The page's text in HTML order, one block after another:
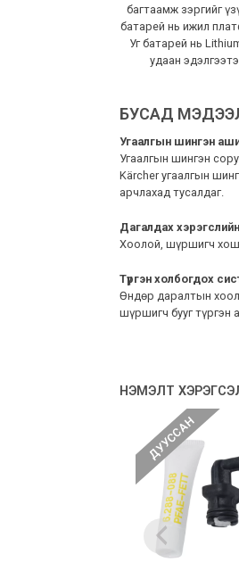
багтаамж зэргийг
батарей нь ижил
Уг батарей нь
удаан
БУСАД
Угаалгын шингэн
Угаалгын шингэн
Kärcher угаалгын
арчлахад тусалдаг.
Дагалдах
Хоолой, шүршигч
Түргэн холбогдох
Өндөр даралтын
шүршигч бууг түргэн
НЭМЭЛТ
ДУУССАН